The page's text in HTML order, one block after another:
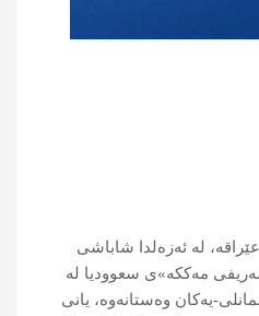
لە ئەزەلدا شاباشی
مەککە»ی سعوودیا لە
یەکان وەستانەوە، یانی